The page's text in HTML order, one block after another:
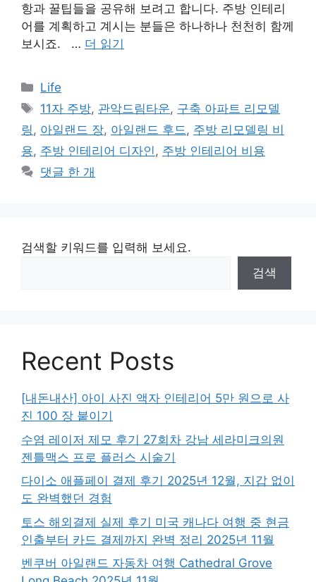
항과 꿀팁들을 공유해 보려고 합니다. 주방 인테리
어를 계획하고 계시는 분들은 하나하나 천천히 함께
보시죠. … 더 읽기
카
테
리
Life
태
그
11자 주방, 관악드림타운, 구축 아파트 리모델
링, 아일랜드 장, 아일랜드 후드, 주방 리모델링 비
용, 주방 인테리어 디자인, 주방 인테리어 비용
댓글 한 개
검색할 키워드를 입력해 보세요.
검색
Recent Posts
[내돈내산] 아이 사진 액자 인테리어 5만 원으로 사
진 100 장 붙이기
수염 레이저 제모 후기 27회차 강남 세라미크의원
젠틀맥스 프로 플러스 시술기
다이소 애플페이 결제 후기 2025년 12월, 지갑 없이
도 완벽했던 경험
토스 해외결제 실제 후기 미국 캐나다 여행 중 현금
인출부터 카드 결제까지 완벽 정리 2025년 11월
벤쿠버 아일랜드 자동차 여행 Cathedral Grove